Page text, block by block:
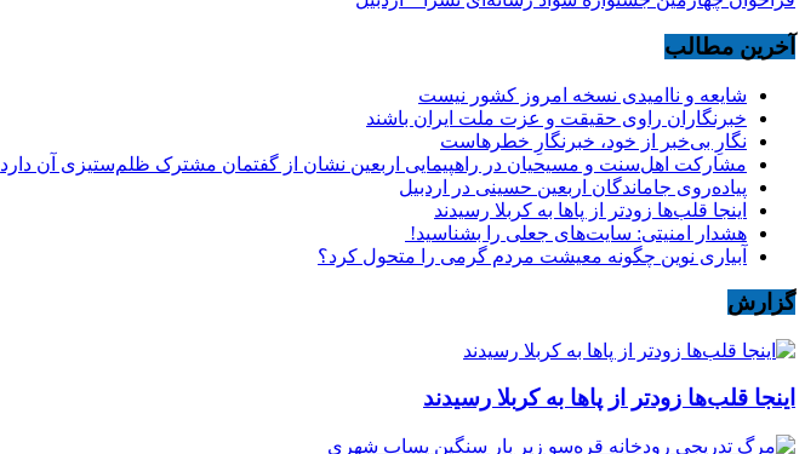
آخرین مطالب
شایعه و ناامیدی نسخه امروز کشور نیست
خبرنگاران راوی حقیقت و عزت ملت ایران باشند
نگارِ بی‌خبر از خود، خبرنگارِ خطرهاست
مشارکت اهل‌سنت و مسیحیان در راهپیمایی اربعین نشان از گفتمان مشترک ظلم‌ستیزی آن دارد
پیاده‌روی جاماندگان اربعین حسینی در اردبیل
اینجا قلب‌ها زودتر از پاها به کربلا رسیدند
هشدار امنیتی: سایت‌های جعلی را بشناسید!
آبیاری نوین چگونه معیشت مردم گرمی را متحول کرد؟
گزارش
اینجا قلب‌ها زودتر از پاها به کربلا رسیدند